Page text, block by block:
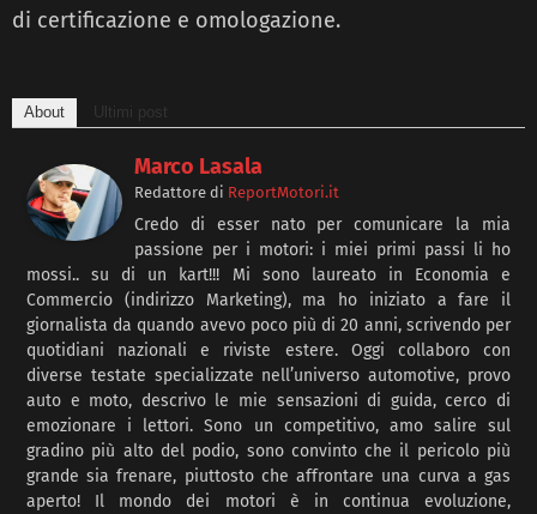
di certificazione e omologazione.
About Ultimi post
Marco Lasala
Redattore di ReportMotori.it
Credo di esser nato per comunicare la mia
passione per i motori: i miei primi passi li ho
mossi.. su di un kart!!! Mi sono laureato in Economia e
Commercio (indirizzo Marketing), ma ho iniziato a fare il
giornalista da quando avevo poco più di 20 anni, scrivendo per
quotidiani nazionali e riviste estere. Oggi collaboro con
diverse testate specializzate nell’universo automotive, provo
auto e moto, descrivo le mie sensazioni di guida, cerco di
emozionare i lettori. Sono un competitivo, amo salire sul
gradino più alto del podio, sono convinto che il pericolo più
grande sia frenare, piuttosto che affrontare una curva a gas
aperto! Il mondo dei motori è in continua evoluzione,